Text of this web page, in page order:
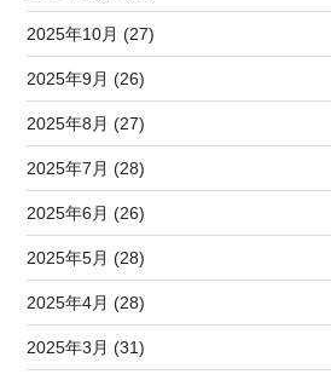
2025年10月 (27)
2025年9月 (26)
2025年8月 (27)
2025年7月 (28)
2025年6月 (26)
2025年5月 (28)
2025年4月 (28)
2025年3月 (31)